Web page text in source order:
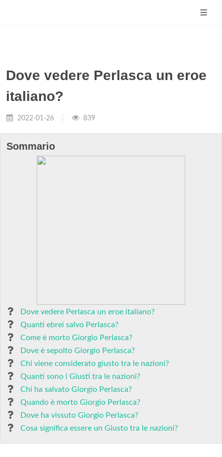
Dove vedere Perlasca un eroe
italiano?
2022-01-26 839
Sommario
Dove vedere Perlasca un eroe italiano?
Quanti ebrei salvo Perlasca?
Come è morto Giorgio Perlasca?
Dove è sepolto Giorgio Perlasca?
Chi viene considerato giusto tra le nazioni?
Quanti sono i Giusti tra le nazioni?
Chi ha salvato Giorgio Perlasca?
Quando è morto Giorgio Perlasca?
Dove ha vissuto Giorgio Perlasca?
Cosa significa essere un Giusto tra le nazioni?